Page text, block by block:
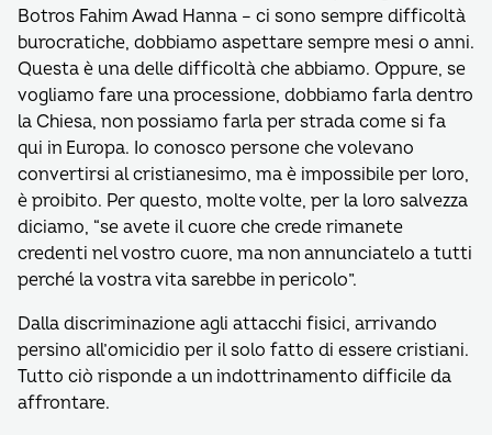
Botros Fahim Awad Hanna – ci sono sempre difficoltà
burocratiche, dobbiamo aspettare sempre mesi o anni.
Questa è una delle difficoltà che abbiamo. Oppure, se
vogliamo fare una processione, dobbiamo farla dentro
la Chiesa, non possiamo farla per strada come si fa
qui in Europa. Io conosco persone che volevano
convertirsi al cristianesimo, ma è impossibile per loro,
è proibito. Per questo, molte volte, per la loro salvezza
diciamo, “se avete il cuore che crede rimanete
credenti nel vostro cuore, ma non annunciatelo a tutti
perché la vostra vita sarebbe in pericolo”.
Dalla discriminazione agli attacchi fisici, arrivando
persino all’omicidio per il solo fatto di essere cristiani.
Tutto ciò risponde a un indottrinamento difficile da
affrontare.